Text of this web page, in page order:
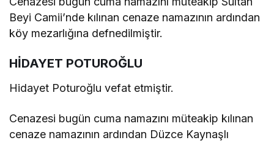
Beyi Camii’nde kılınan cenaze namazının ardından
köy mezarlığına defnedilmiştir.
HİDAYET POTUROĞLU
Hidayet Poturoğlu vefat etmiştir.
Cenazesi bugün cuma namazını müteakip kılınan
cenaze namazının ardından Düzce Kaynaşlı